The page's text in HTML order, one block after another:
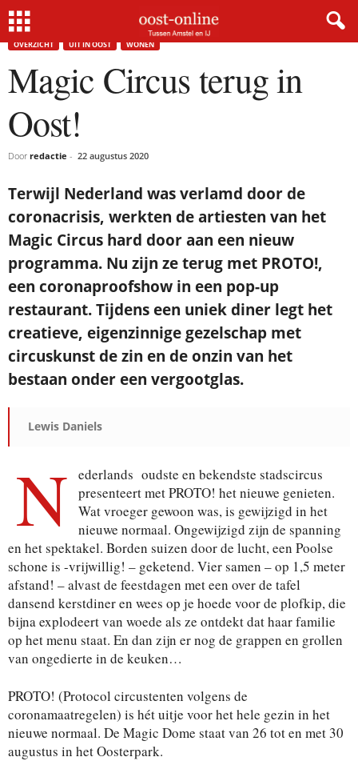
Home Magic Circus terug in Oost!
OVERZICHT UIT IN OOST WONEN
Magic Circus terug in
Oost!
Door redactie - 22 augustus 2020
Terwijl Nederland was verlamd door de
coronacrisis, werkten de artiesten van het
Magic Circus hard door aan een nieuw
programma. Nu zijn ze terug met PROTO!,
een coronaproofshow in een pop-up
restaurant. Tijdens een uniek diner legt het
creatieve, eigenzinnige gezelschap met
circuskunst de zin en de onzin van het
bestaan onder een vergootglas.
Lewis Daniels
N
ederlands oudste en bekendste stadscircus
presenteert met PROTO! het nieuwe genieten.
Wat vroeger gewoon was, is gewijzigd in het
nieuwe normaal. Ongewijzigd zijn de spanning
en het spektakel. Borden suizen door de lucht, een Poolse
schone is -vrijwillig! – geketend. Vier samen – op 1,5 meter
afstand! – alvast de feestdagen met een over de tafel
dansend kerstdiner en wees op je hoede voor de plofkip, die
bijna explodeert van woede als ze ontdekt dat haar familie
op het menu staat. En dan zijn er nog de grappen en grollen
van ongedierte in de keuken…
PROTO! (Protocol circustenten volgens de
coronamaatregelen) is hét uitje voor het hele gezin in het
nieuwe normaal. De Magic Dome staat van 26 tot en met 30
augustus in het Oosterpark.